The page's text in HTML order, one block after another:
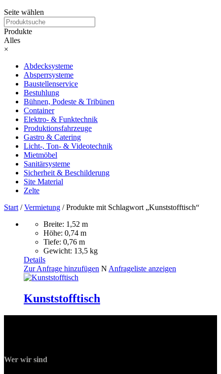
Seite wählen
Produkte
Alles
×
Abdecksysteme
Absperrsysteme
Baustellenservice
Bestuhlung
Bühnen, Podeste & Tribünen
Container
Elektro- & Funktechnik
Produktionsfahrzeuge
Gastro & Catering
Licht-, Ton- & Videotechnik
Mietmöbel
Sanitärsysteme
Sicherheit & Beschilderung
Site Material
Zelte
Start /Vermietung / Produkte mit Schlagwort „Kunststofftisch“
Breite: 1,52 m
Höhe: 0,74 m
Tiefe: 0,76 m
Gewicht: 13,5 kg
Details
Zur Anfrage hinzufügen N Anfrageliste anzeigen
Kunststofftisch
Wer wir sind